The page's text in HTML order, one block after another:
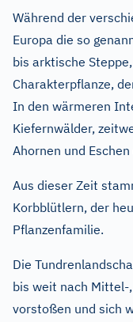
Während der
Europa die so
bis arktische
Charakterpflanze,
In den wärmeren
Kiefernwälder,
Ahornen und
Aus dieser Zeit
Korbblütlern, der
Pflanzenfamilie.
Die
bis weit nach Mittel-
vorstoßen und sich